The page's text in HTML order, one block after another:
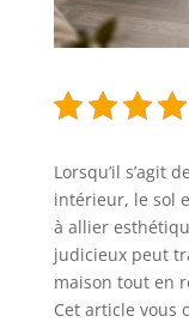
Lorsqu’il s’agit
intérieur, le sol
à allier
judicieux peut
maison tout en
Cet article vous